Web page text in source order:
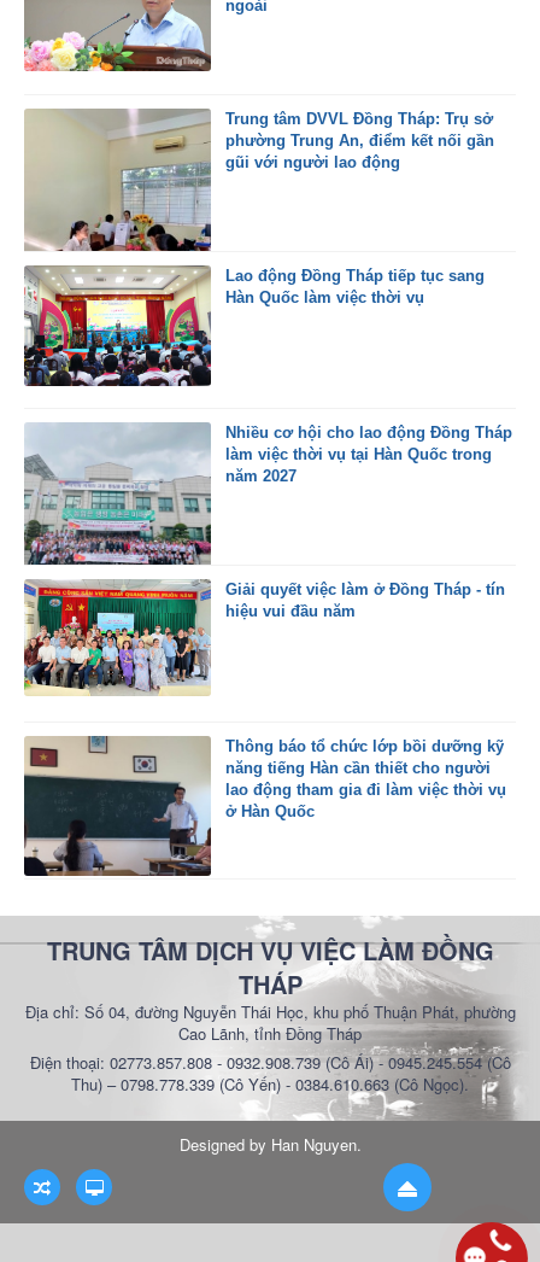
ngoài
Trung tâm DVVL Đồng Tháp: Trụ sở
phường Trung An, điểm kết nối gần
gũi với người lao động
Lao động Đồng Tháp tiếp tục sang
Hàn Quốc làm việc thời vụ
Nhiều cơ hội cho lao động Đồng Tháp
làm việc thời vụ tại Hàn Quốc trong
năm 2027
Giải quyết việc làm ở Đồng Tháp - tín
hiệu vui đầu năm
Thông báo tổ chức lớp bồi dưỡng kỹ
năng tiếng Hàn cần thiết cho người
lao động tham gia đi làm việc thời vụ
ở Hàn Quốc
TRUNG TÂM DỊCH VỤ VIỆC LÀM ĐỒNG
THÁP
Địa chỉ: Số 04, đường Nguyễn Thái Học, khu phố Thuận Phát, phường
Cao Lãnh, tỉnh Đồng Tháp
Điện thoại: 02773.857.808 - 0932.908.739 (Cô Ái) - 0945.245.554 (Cô
Thu) – 0798.778.339 (Cô Yến) - 0384.610.663 (Cô Ngọc).
Designed by Han Nguyen.